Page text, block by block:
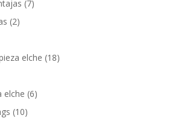
(7)
(2)
elche (18)
elche (6)
(10)